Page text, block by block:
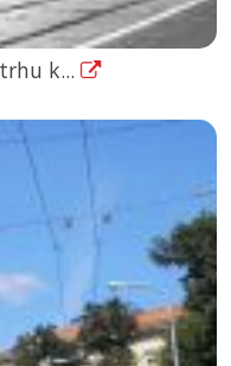
k...